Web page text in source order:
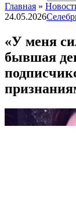
Главная »
24.05.2026
«У меня
бывшая